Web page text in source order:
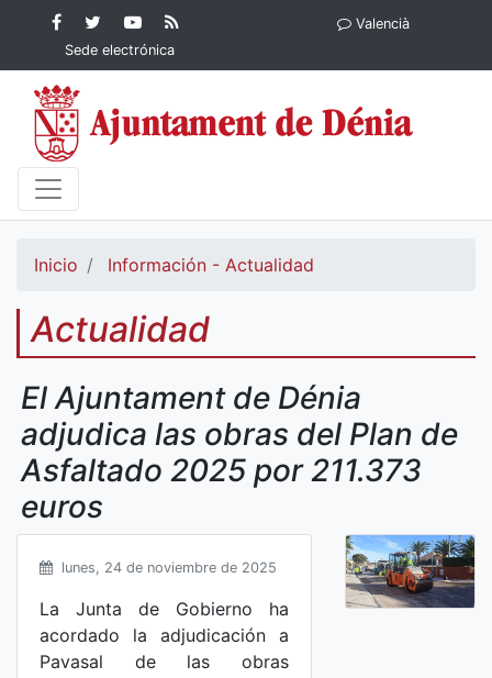
Contenido principalFacebook
Ayuntamiento de
Dénia
Ayuntamiento
de Dénia
YouTube
Ayuntamiento
de Dénia
Ayuntamiento
Sede electrónica
Valencià
Inicio Información - Actualidad
Actualidad
El Ajuntament de Dénia
adjudica las obras del Plan de
Asfaltado 2025 por 211.373
euros
lunes, 24 de noviembre de 2025
La Junta de Gobierno ha
acordado la adjudicación a
Pavasal de las obras